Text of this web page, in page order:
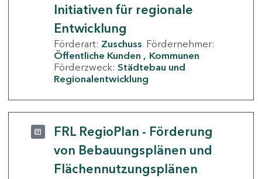
Initiativen für regionale
Entwicklung
Förderart: Zuschuss Fördernehmer:
Öffentliche Kunden
Kommunen
Förderzweck: Städtebau und
Regionalentwicklung
FRL RegioPlan - Förderung
von Bebauungsplänen und
Flächennutzungsplänen